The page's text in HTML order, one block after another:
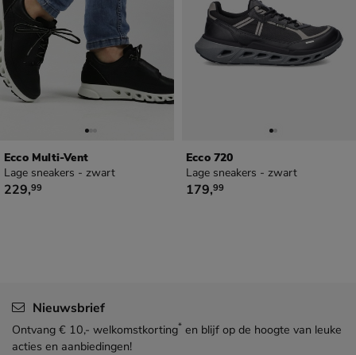
Ecco Multi-Vent
Lage sneakers - zwart
€ 229,99
229,99
Ecco 720
Lage sneakers - zwart
€ 179,99
179,99
Nieuwsbrief
Ontvang € 10,- welkomstkorting* en blijf op de hoogte van leuke
acties en aanbiedingen!